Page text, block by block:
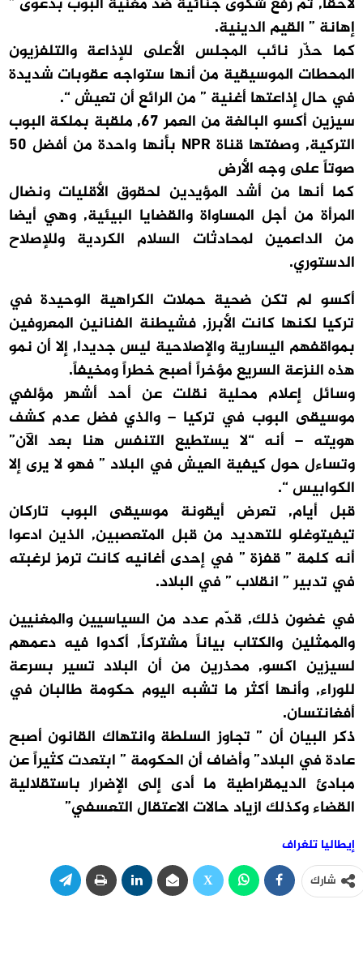
إهانة ” القيم الدينية.
كما حذّر نائب المجلس الأعلى للإذاعة والتلفزيون
المحطات الموسيقية من أنها ستواجه عقوبات شديدة
في حال إذاعتها أغنية ” من الرائع أن تعيش “.
سيزين أكسو البالغة من العمر 67, ملقبة بملكة البوب
التركية, وصفتها قناة NPR بأنها واحدة من أفضل 50
صوتاً على وجه الأرض
كما أنها من أشد المؤيدين لحقوق الأقليات ونضال
المرأة من أجل المساواة والقضايا البيئية, وهي أيضا
من الداعمين لمحادثات السلام الكردية وللإصلاح
الدستوري.
أكسو لم تكن ضحية حملات الكراهية الوحيدة في
تركيا لكنها كانت الأبرز, فشيطنة الفنانين المعروفين
بمواقفهم اليسارية والإصلاحية ليس جديدا, إلا أن نمو
هذه النزعة السريع مؤخراً أصبح خطراً ومخيفاً.
وسائل إعلام محلية نقلت عن أحد أشهر مؤلفي
موسيقى البوب في تركيا – والذي فضل عدم كشف
هويته – أنه “لا يستطيع التنفس هنا بعد الآن”
وتساءل حول كيفية العيش في البلاد ” فهو لا يرى إلا
الكوابيس “.
قبل أيام, تعرض أيقونة موسيقى البوب تاركان
تيفيتوغلو للتهديد من قبل المتعصبين, الذين ادعوا
أنه كلمة ” قفزة ” في إحدى أغانيه كانت ترمز لرغبته
في تدبير ” انقلاب ” في البلاد.
في غضون ذلك, قدّم عدد من السياسيين والمغنيين
والممثلين والكتاب بياناً مشتركاً, أكدوا فيه دعمهم
لسيزين اكسو, محذرين من أن البلاد تسير بسرعة
للوراء, وأنها أكثر ما تشبه اليوم حكومة طالبان في
أفغانتسان.
ذكر البيان أن ” تجاوز السلطة وانتهاك القانون أصبح
عادة في البلاد” وأضاف أن الحكومة ” ابتعدت كثيراً عن
مبادئ الديمقراطية ما أدى إلى الإضرار باستقلالية
القضاء وكذلك ازياد حالات الاعتقال التعسفي”
إيطاليا تلغراف
شارك